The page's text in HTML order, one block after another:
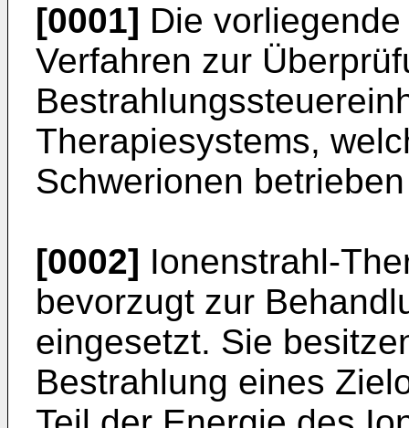
[0001] Die
Verfahren zur
Therapiesystems,
Schwerionen
[0002] Ionenstrahl-
bevorzugt zur
eingesetzt. Sie
Bestrahlung eines